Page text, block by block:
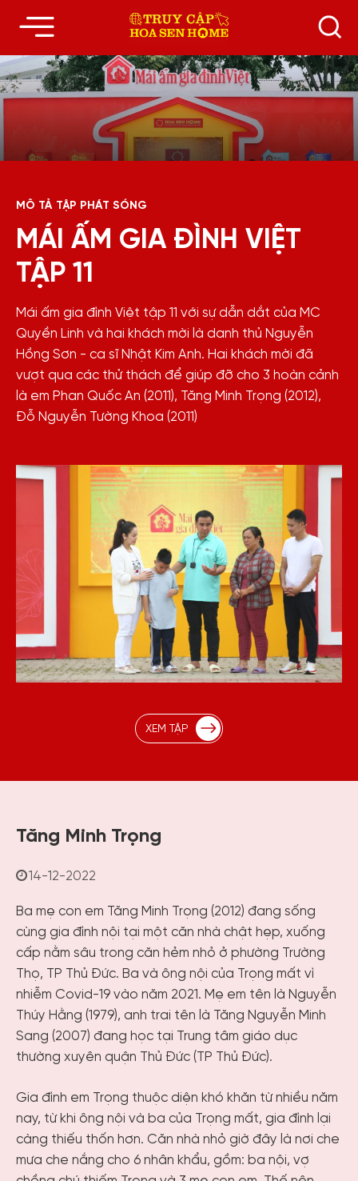
MÔ TẢ TẬP PHÁT SÓNG
MÁI ẤM GIA ĐÌNH VIỆT
TẬP 11
Mái ấm gia đình Việt tập 11 với sự dẫn dắt của MC
Quyền Linh và hai khách mời là danh thủ Nguyễn
Hồng Sơn - ca sĩ Nhật Kim Anh. Hai khách mời đã
vượt qua các thử thách để giúp đỡ cho 3 hoàn cảnh
là em Phan Quốc An (2011), Tăng Minh Trọng (2012),
Đỗ Nguyễn Tường Khoa (2011)
XEM TẬP
Tăng Minh Trọng
14-12-2022
Ba mẹ con em Tăng Minh Trọng (2012) đang sống
cùng gia đình nội tại một căn nhà chật hẹp, xuống
cấp nằm sâu trong căn hẻm nhỏ ở phường Trường
Thọ, TP Thủ Đức. Ba và ông nội của Trọng mất vì
nhiễm Covid-19 vào năm 2021. Mẹ em tên là Nguyễn
Thúy Hằng (1979), anh trai tên là Tăng Nguyễn Minh
Sang (2007) đang học tại Trung tâm giáo dục
thường xuyên quận Thủ Đức (TP Thủ Đức).
Gia đình em Trọng thuộc diện khó khăn từ nhiều năm
nay, từ khi ông nội và ba của Trọng mất, gia đình lại
càng thiếu thốn hơn. Căn nhà nhỏ giờ đây là nơi che
mưa che nắng cho 6 nhân khẩu, gồm: ba nội, vợ